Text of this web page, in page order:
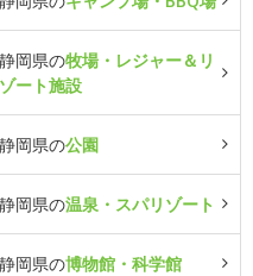
静岡県の牧場・レジャー＆リ
ゾート施設
静岡県の公園
静岡県の温泉・スパリゾート
静岡県の博物館・科学館